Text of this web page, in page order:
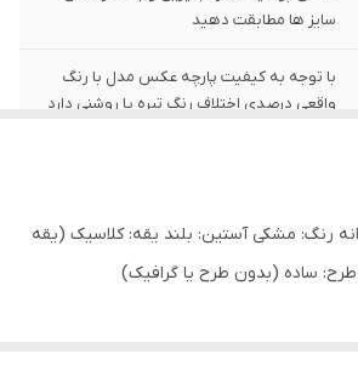
سایز ها مطابقت دهید
با توجه به کیفیت پارچه عکس مدل با رنگ
واقعی درصدی اختلاف رنگ تیره یا روشنی دارد
اخرین عکس محصول شیوه اندازه گیری هست
رنگ: مشکی آستین: بلند یقه: کلاسیک (یقه
ساده (بدون طرح یا گرافیک)